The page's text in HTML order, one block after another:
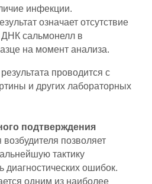
инфекции.
означает отсутствие
сальмонелл в
на момент анализа.
проводится с
и других лабораторных
подтверждения
позволяет
тактику
диагностических ошибок.
одним из наиболее